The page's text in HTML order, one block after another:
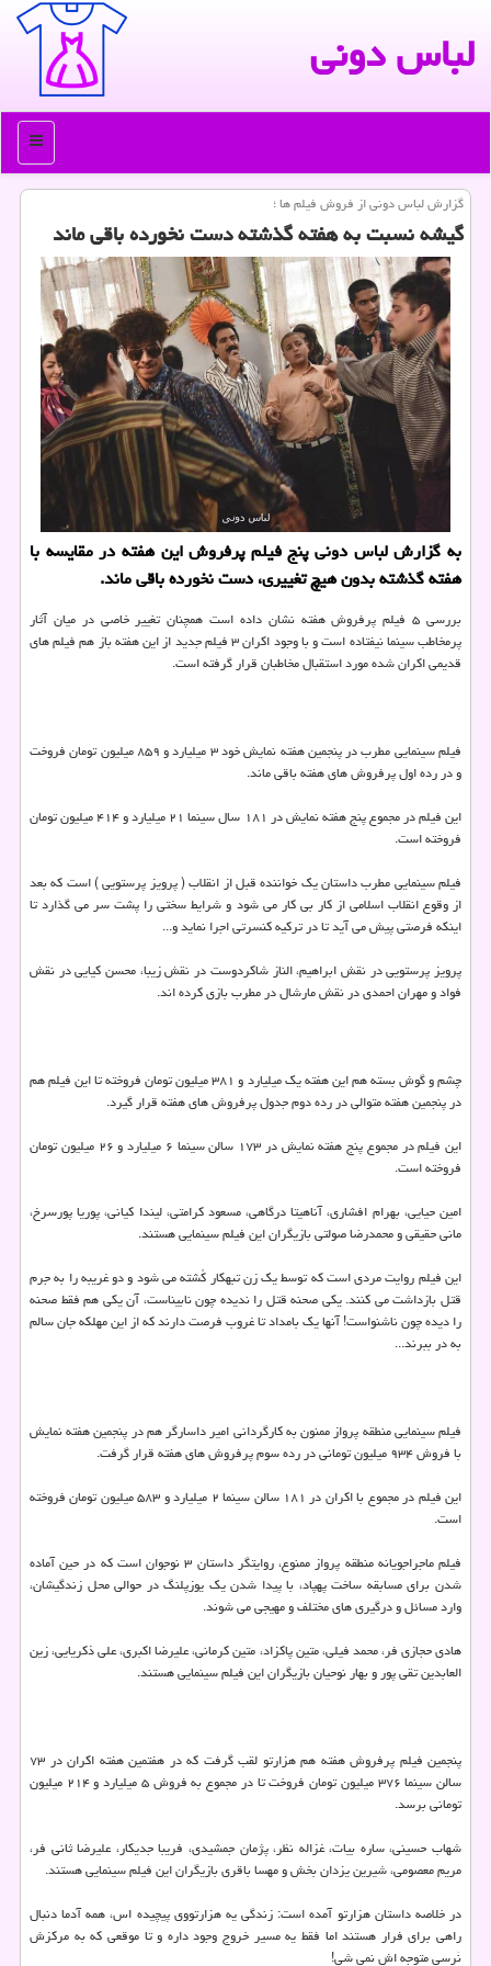
لباس دونی
منو
گزارش لباس دونی از فروش فیلم ها ؛
گیشه نسبت به هفته گذشته دست نخورده باقی ماند
به گزارش لباس دونی پنج فیلم پرفروش این هفته در مقایسه با
هفته گذشته بدون هیچ تغییری، دست نخورده باقی ماند.
بررسی ۵ فیلم پرفروش هفته نشان داده است همچنان تغییر خاصی در میان آثار
پرمخاطب سینما نیفتاده است و با وجود اكران ۳ فیلم جدید از این هفته باز هم فیلم های
قدیمی اكران شده مورد استقبال مخاطبان قرار گرفته است.
فیلم سینمایی مطرب در پنجمین هفته نمایش خود ۳ میلیارد و ۸۵۹ میلیون تومان فروخت
و در رده اول پرفروش های هفته باقی ماند.
این فیلم در مجموع پنج هفته نمایش در ۱۸۱ سال سینما ۲۱ میلیارد و ۴۱۴ میلیون تومان
فروخته است.
فیلم سینمایی مطرب داستان یك خواننده قبل از انقلاب ( پرویز پرستویی ) است كه بعد
از وقوع انقلاب اسلامی از كار بی كار می شود و شرایط سختی را پشت سر می گذارد تا
اینكه فرصتی پیش می آید تا در تركیه كنسرتی اجرا نماید و...
پرویز پرستویی در نقش ابراهیم، الناز شاكردوست در نقش زیبا، محسن كیایی در نقش
فواد و مهران احمدی در نقش مارشال در مطرب بازی كرده اند.
چشم و گوش بسته هم این هفته یك میلیارد و ۳۸۱ میلیون تومان فروخته تا این فیلم هم
در پنجمین هفته متوالی در رده دوم جدول پرفروش های هفته قرار گیرد.
این فیلم در مجموع پنج هفته نمایش در ۱۷۳ سالن سینما ۶ میلیارد و ۲۶ میلیون تومان
فروخته است.
امین حیایی، بهرام افشاری، آناهیتا درگاهی، مسعود كرامتی، لیندا كیانی، پوریا پورسرخ،
مانی حقیقی و محمدرضا صولتی بازیگران این فیلم سینمایی هستند.
این فیلم روایت مردی است كه توسط یك زن تبهكار كُشته می شود و دو غریبه را به جرم
قتل بازداشت می كنند. یكی صحنه قتل را ندیده چون نابیناست، آن یكی هم فقط صحنه
را دیده چون ناشنواست! آنها یك بامداد تا غروب فرصت دارند كه از این مهلكه جان سالم
به در ببرند...
فیلم سینمایی منطقه پرواز ممنون به كارگردانی امیر داسارگر هم در پنجمین هفته نمایش
با فروش ۹۳۴ میلیون تومانی در رده سوم پرفروش های هفته قرار گرفت.
این فیلم در مجموع با اكران در ۱۸۱ سالن سینما ۲ میلیارد و ۵۸۳ میلیون تومان فروخته
است.
فیلم ماجراجویانه منطقه پرواز ممنوع، روایتگر داستان ۳ نوجوان است كه در حین آماده
شدن برای مسابقه ساخت پهپاد، با پیدا شدن یك یوزپلنگ در حوالی محل زندگیشان،
وارد مسائل و درگیری های مختلف و مهیجی می شوند.
هادی حجازی فر، محمد فیلی، متین پاكزاد، متین كرمانی، علیرضا اكبری، علی ذكریایی، زین
العابدین تقی پور و بهار نوحیان بازیگران این فیلم سینمایی هستند.
پنجمین فیلم پرفروش هفته هم هزارتو لقب گرفت كه در هفتمین هفته اكران در ۷۳
سالن سینما ۳۷۶ میلیون تومان فروخت تا در مجموع به فروش ۵ میلیارد و ۲۱۴ میلیون
تومانی برسد.
شهاب حسینی، ساره بیات، غزاله نظر، پژمان جمشیدی، فریبا جدیكار، علیرضا ثانی فر،
مریم معصومی، شیرین یزدان بخش و مهسا باقری بازیگران این فیلم سینمایی هستند.
در خلاصه داستان هزارتو آمده است: زندگی یه هزارتووی پیچیده اس، همه آدما دنبال
راهی برای فرار هستند اما فقط یه مسیر خروج وجود داره و تا موقعی كه به مركزش
نَرسی متوجه اش نمی شی!